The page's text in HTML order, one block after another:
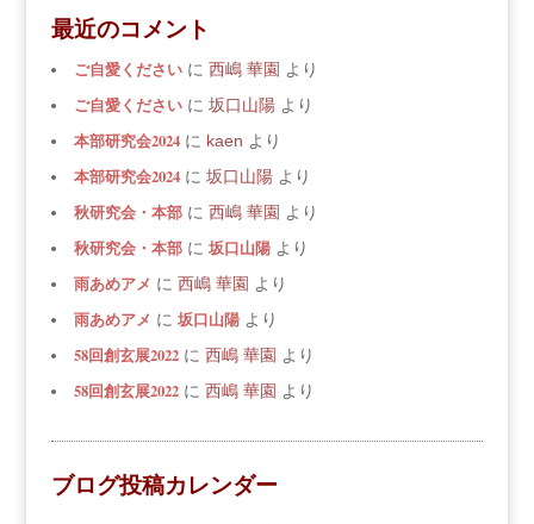
最近のコメント
ご自愛くださいに 西嶋 華園 より
ご自愛くださいに 坂口山陽より
本部研究会2024に kaen より
本部研究会2024に 坂口山陽より
秋研究会・本部に 西嶋 華園 より
秋研究会・本部に 坂口山陽より
雨あめアメ に 西嶋 華園 より
雨あめアメ に 坂口山陽より
58回創玄展2022に 西嶋 華園 より
58回創玄展2022に 西嶋 華園 より
ブログ投稿カレンダー